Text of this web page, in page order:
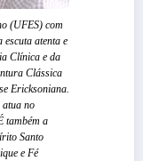
(UFES) com
atenta e
Clínica e da
Clássica
Ericksoniana.
atua no
também a
Santo
e Fé